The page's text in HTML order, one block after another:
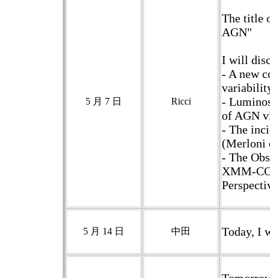
5 月 7 日 Ricci
The title
AGN"
I will
- A new
-
of AGN
- The
(Merloni
- The
XMM-
5 月 14 日 中田 Today, I